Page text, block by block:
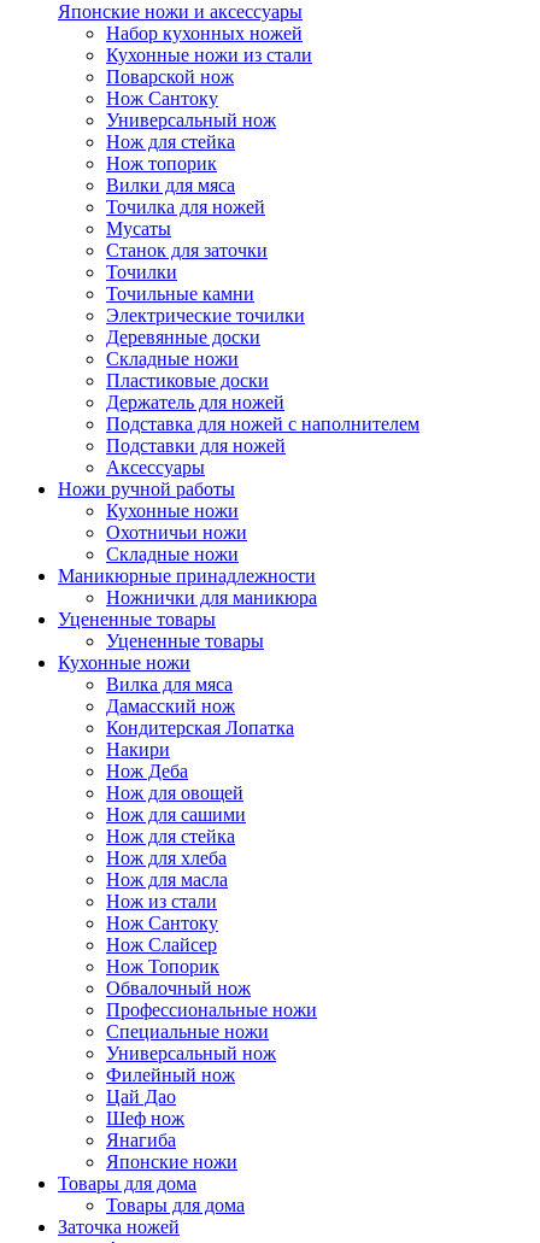
Японские ножи и аксессуары
Набор кухонных ножей
Кухонные ножи из стали
Поварской нож
Нож Сантоку
Универсальный нож
Нож для стейка
Нож топорик
Вилки для мяса
Точилка для ножей
Мусаты
Станок для заточки
Точилки
Точильные камни
Электрические точилки
Деревянные доски
Складные ножи
Пластиковые доски
Держатель для ножей
Подставка для ножей с наполнителем
Подставки для ножей
Аксессуары
Ножи ручной работы
Кухонные ножи
Охотничьи ножи
Складные ножи
Маникюрные принадлежности
Ножнички для маникюра
Уцененные товары
Уцененные товары
Кухонные ножи
Вилка для мяса
Дамасский нож
Кондитерская Лопатка
Накири
Нож Деба
Нож для овощей
Нож для сашими
Нож для стейка
Нож для хлеба
Нож для масла
Нож из стали
Нож Сантоку
Нож Слайсер
Нож Топорик
Обвалочный нож
Профессиональные ножи
Специальные ножи
Универсальный нож
Филейный нож
Цай Дао
Шеф нож
Янагиба
Японские ножи
Товары для дома
Товары для дома
Заточка ножей